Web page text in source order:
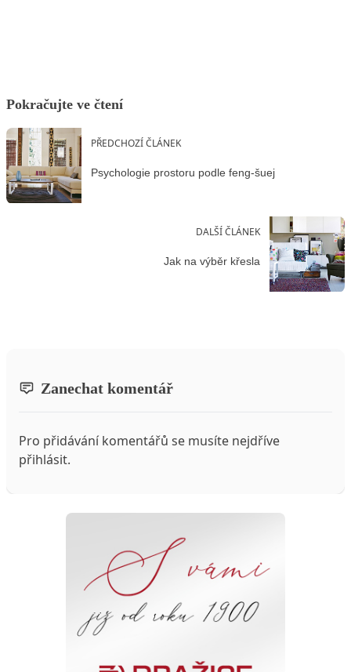
Pokračujte ve čtení
PŘEDCHOZÍ ČLÁNEK
Psychologie prostoru podle feng-šuej
DALŠÍ ČLÁNEK
Jak na výběr křesla
Zanechat komentář
Pro přidávání komentářů se musíte nejdříve
přihlásit.